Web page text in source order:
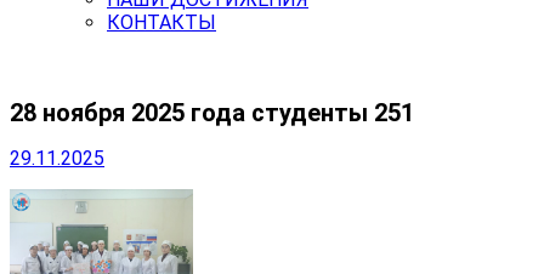
КОНТАКТЫ
28 ноября 2025 года студенты 251
29.11.2025